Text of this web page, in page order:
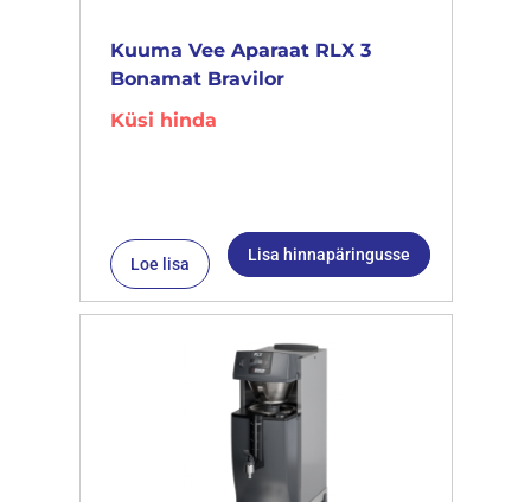
Kuuma Vee Aparaat RLX 3
Bonamat Bravilor
Küsi hinda
Loe lisa Lisa hinnapäringusse